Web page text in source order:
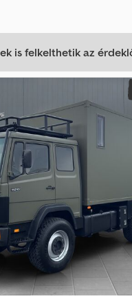
is felkelthetik az